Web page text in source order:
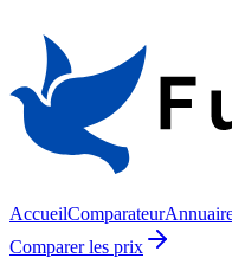
AccueilComparateur
Comparer les prix